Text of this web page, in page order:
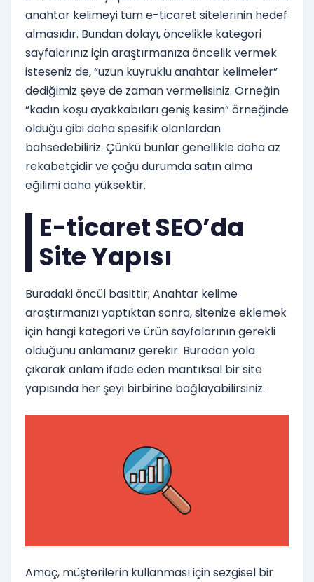
anahtar kelimeyi tüm e-ticaret sitelerinin hedef
almasıdır. Bundan dolayı, öncelikle kategori
sayfalarınız için araştırmanıza öncelik vermek
isteseniz de, “uzun kuyruklu anahtar kelimeler”
dediğimiz şeye de zaman vermelisiniz. Örneğin
“kadın koşu ayakkabıları geniş kesim” örneğinde
olduğu gibi daha spesifik olanlardan
bahsedebiliriz. Çünkü bunlar genellikle daha az
rekabetçidir ve çoğu durumda satın alma
eğilimi daha yüksektir.
E-ticaret SEO’da
Site Yapısı
Buradaki öncül basittir; Anahtar kelime
araştırmanızı yaptıktan sonra, sitenize eklemek
için hangi kategori ve ürün sayfalarının gerekli
olduğunu anlamanız gerekir. Buradan yola
çıkarak anlam ifade eden mantıksal bir site
yapısında her şeyi birbirine bağlayabilirsiniz.
Amaç, müşterilerin kullanması için sezgisel bir